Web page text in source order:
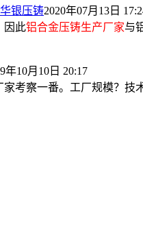
银压铸2020年07月13日
因此铝合金压铸生产厂家与
年10月10日 20:17
考察一番。工厂规模？